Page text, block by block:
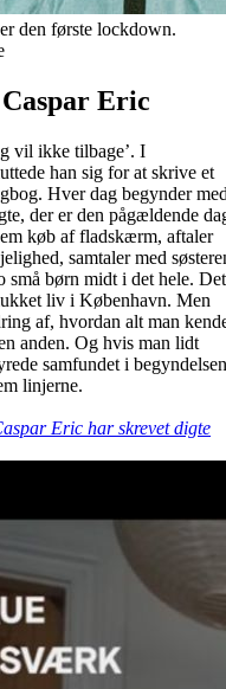
den første lockdown.
Eric
vil ikke tilbage’. I
han sig for at skrive et
Hver dag begynder
der er den pågældende
køb af fladskærm, aftaler
samtaler med
små børn midt i det hele. Det
liv i København. Men
af, hvordan alt man
anden. Og hvis man lidt
samfundet i
linjerne.
Eric har skrevet digte